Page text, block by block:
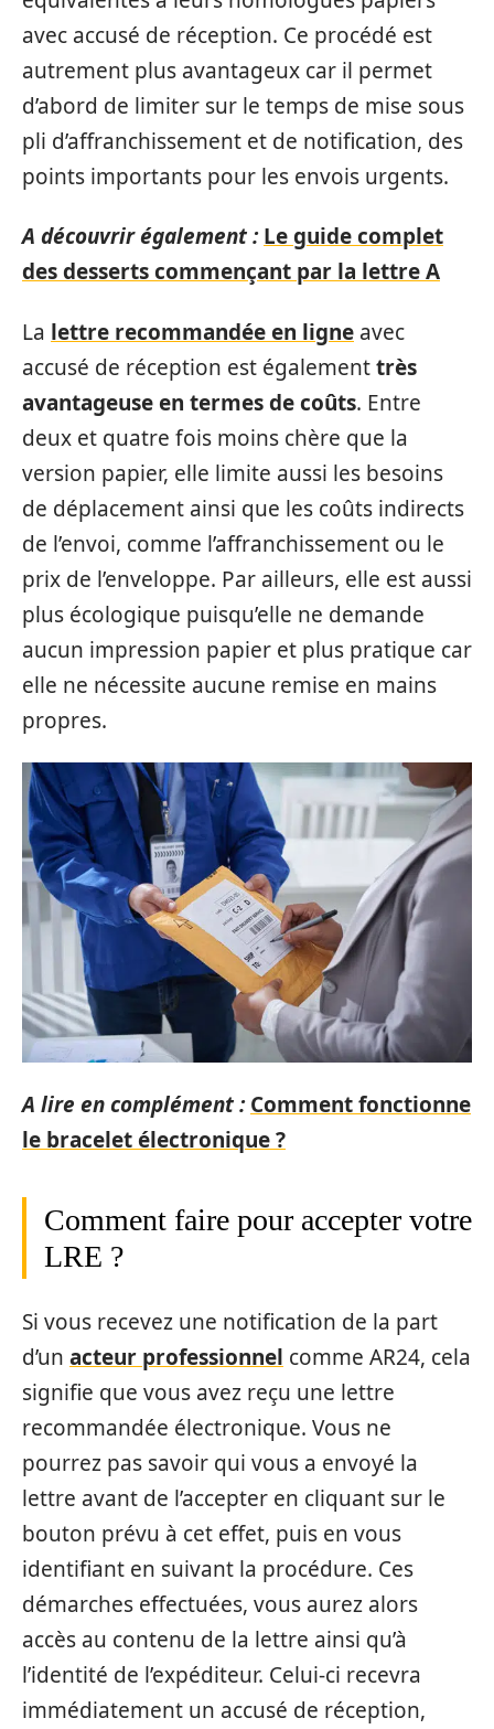
avec accusé de réception. Ce procédé est
autrement plus avantageux car il permet
d’abord de limiter sur le temps de mise sous
pli d’affranchissement et de notification, des
points importants pour les envois urgents.
A découvrir également : Le guide complet
des desserts commençant par la lettre A
La lettre recommandée en ligne avec
accusé de réception est égalementtrès
avantageuse en termes de coûts. Entre
deux et quatre fois moins chère que la
version papier, elle limite aussi les besoins
de déplacement ainsi que les coûts indirects
de l’envoi, comme l’affranchissement ou le
prix de l’enveloppe. Par ailleurs, elle est aussi
plus écologique puisqu’elle ne demande
aucun impression papier et plus pratique car
elle ne nécessite aucune remise en mains
propres.
A lire en complément : Comment fonctionne
le bracelet électronique ?
Comment faire pour accepter votre
LRE ?
Si vous recevez une notification de la part
d’un acteur professionnel comme AR24, cela
signifie que vous avez reçu une lettre
recommandée électronique. Vous ne
pourrez pas savoir qui vous a envoyé la
lettre avant de l’accepter en cliquant sur le
bouton prévu à cet effet, puis en vous
identifiant en suivant la procédure. Ces
démarches effectuées, vous aurez alors
accès au contenu de la lettre ainsi qu’à
l’identité de l’expéditeur. Celui-ci recevra
immédiatement un accusé de réception,